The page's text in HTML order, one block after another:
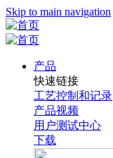
Skip to main navigation
产品
快速链接
工艺控制和记录
产品视频
用户测试中心
下载